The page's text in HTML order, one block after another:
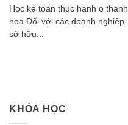
Hoc ke toan thuc hanh o thanh
hoa Đối với các doanh nghiệp
sở hữu...
KHÓA HỌC